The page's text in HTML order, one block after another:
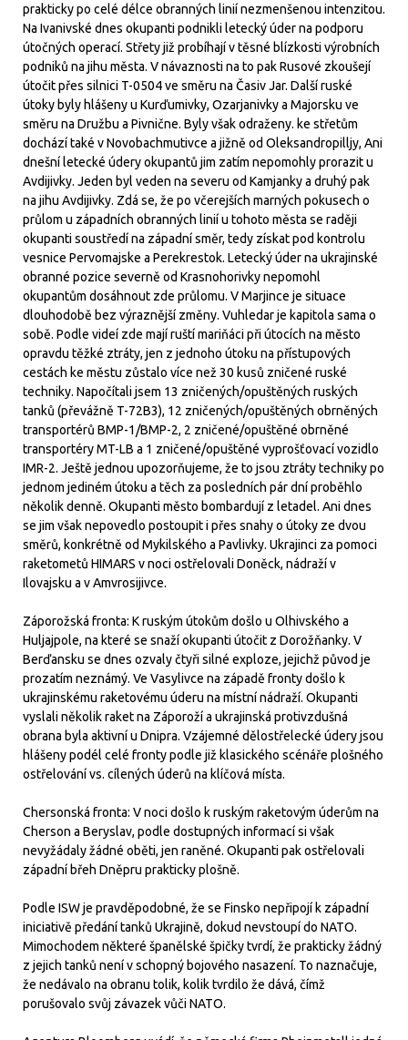
prakticky po celé délce obranných linií nezmenšenou intenzitou.
Na Ivanivské dnes okupanti podnikli letecký úder na podporu
útočných operací. Střety již probíhají v těsné blízkosti výrobních
podniků na jihu města. V návaznosti na to pak Rusové zkoušejí
útočit přes silnici T-0504 ve směru na Časiv Jar. Další ruské
útoky byly hlášeny u Kurďumivky, Ozarjanivky a Majorsku ve
směru na Družbu a Pivnične. Byly však odraženy. ke střetům
dochází také v Novobachmutivce a jižně od Oleksandropilljy, Ani
dnešní letecké údery okupantů jim zatím nepomohly prorazit u
Avdijivky. Jeden byl veden na severu od Kamjanky a druhý pak
na jihu Avdijivky. Zdá se, že po včerejších marných pokusech o
průlom u západních obranných linií u tohoto města se raději
okupanti soustředí na západní směr, tedy získat pod kontrolu
vesnice Pervomajske a Perekrestok. Letecký úder na ukrajinské
obranné pozice severně od Krasnohorivky nepomohl
okupantům dosáhnout zde průlomu. V Marjince je situace
dlouhodobě bez výraznější změny. Vuhledar je kapitola sama o
sobě. Podle videí zde mají ruští mariňáci při útocích na město
opravdu těžké ztráty, jen z jednoho útoku na přístupových
cestách ke městu zůstalo více než 30 kusů zničené ruské
techniky. Napočítali jsem 13 zničených/opuštěných ruských
tanků (převážně T-72B3), 12 zničených/opuštěných obrněných
transportérů BMP-1/BMP-2, 2 zničené/opuštěné obrněné
transportéry MT-LB a 1 zničené/opuštěné vyprošťovací vozidlo
IMR-2. Ještě jednou upozorňujeme, že to jsou ztráty techniky po
jednom jediném útoku a těch za posledních pár dní proběhlo
několik denně. Okupanti město bombardují z letadel. Ani dnes
se jim však nepovedlo postoupit i přes snahy o útoky ze dvou
směrů, konkrétně od Mykilského a Pavlivky. Ukrajinci za pomoci
raketometů HIMARS v noci ostřelovali Doněck, nádraží v
Ilovajsku a v Amvrosijivce.
Záporožská fronta: K ruským útokům došlo u Olhivského a
Huljajpole, na které se snaží okupanti útočit z Dorožňanky. V
Berďansku se dnes ozvaly čtyři silné exploze, jejichž původ je
prozatím neznámý. Ve Vasylivce na západě fronty došlo k
ukrajinskému raketovému úderu na místní nádraží. Okupanti
vyslali několik raket na Záporoží a ukrajinská protivzdušná
obrana byla aktivní u Dnipra. Vzájemné dělostřelecké údery jsou
hlášeny podél celé fronty podle již klasického scénáře plošného
ostřelování vs. cílených úderů na klíčová místa.
Chersonská fronta: V noci došlo k ruským raketovým úderům na
Cherson a Beryslav, podle dostupných informací si však
nevyžádaly žádné oběti, jen raněné. Okupanti pak ostřelovali
západní břeh Dněpru prakticky plošně.
Podle ISW je pravděpodobné, že se Finsko nepřipojí k západní
iniciativě předání tanků Ukrajině, dokud nevstoupí do NATO.
Mimochodem některé španělské špičky tvrdí, že prakticky žádný
z jejich tanků není v schopný bojového nasazení. To naznačuje,
že nedávalo na obranu tolik, kolik tvrdilo že dává, čímž
porušovalo svůj závazek vůči NATO.